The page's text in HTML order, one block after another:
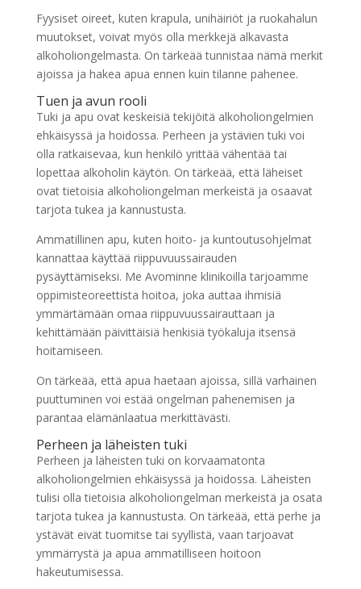
Fyysiset oireet, kuten krapula, unihäiriöt ja ruokahalun
muutokset, voivat myös olla merkkejä alkavasta
alkoholiongelmasta. On tärkeää tunnistaa nämä merkit
ajoissa ja hakea apua ennen kuin tilanne pahenee.
Tuen ja avun rooli
Tuki ja apu ovat keskeisiä tekijöitä alkoholiongelmien
ehkäisyssä ja hoidossa. Perheen ja ystävien tuki voi
olla ratkaisevaa, kun henkilö yrittää vähentää tai
lopettaa alkoholin käytön. On tärkeää, että läheiset
ovat tietoisia alkoholiongelman merkeistä ja osaavat
tarjota tukea ja kannustusta.
Ammatillinen apu, kuten hoito- ja kuntoutusohjelmat
kannattaa käyttää riippuvuussairauden
pysäyttämiseksi. Me Avominne klinikoilla tarjoamme
oppimisteoreettista hoitoa, joka auttaa ihmisiä
ymmärtämään omaa riippuvuussairauttaan ja
kehittämään päivittäisiä henkisiä työkaluja itsensä
hoitamiseen.
On tärkeää, että apua haetaan ajoissa, sillä varhainen
puuttuminen voi estää ongelman pahenemisen ja
parantaa elämänlaatua merkittävästi.
Perheen ja läheisten tuki
Perheen ja läheisten tuki on korvaamatonta
alkoholiongelmien ehkäisyssä ja hoidossa. Läheisten
tulisi olla tietoisia alkoholiongelman merkeistä ja osata
tarjota tukea ja kannustusta. On tärkeää, että perhe ja
ystävät eivät tuomitse tai syyllistä, vaan tarjoavat
ymmärrystä ja apua ammatilliseen hoitoon
hakeutumisessa.